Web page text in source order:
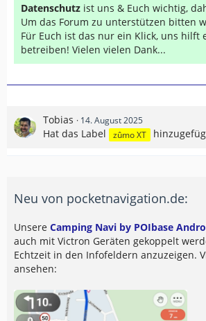
Datenschutz ist uns & Euch wichtig,
Um das Forum zu unterstützen bitten
Für Euch ist das nur ein Klick, uns hilft
betreiben! Vielen vielen Dank...
Tobias 14. August 2025
Hat das Label zûmo XT
Neu von pocketnavigation.de:
Unsere Camping Navi by POIbase
auch mit Victron Geräten gekoppelt
Echtzeit in den Infofeldern anzuzeigen.
ansehen: